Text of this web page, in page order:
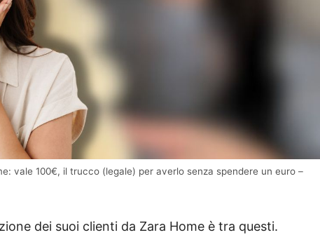
vale 100€, il trucco (legale) per averlo senza spendere un euro –
dei suoi clienti da Zara Home è tra questi.